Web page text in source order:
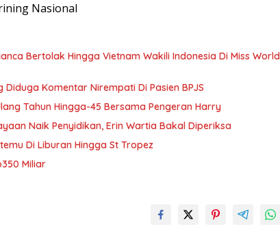
Nasional
Bertolak Hingga Vietnam Wakili Indonesia Di Miss World
Komentar Nirempati Di Pasien BPJS
Tahun Hingga-45 Bersama Pengeran Harry
Naik Penyidikan, Erin Wartia Bakal Diperiksa
Di Liburan Hingga St Tropez
Miliar